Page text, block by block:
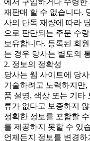
재판매 할 수 없습니다.
사의 단독 재량에 따라
으로 판단되는 주문 수
보유합니다. 등록된 회
는 경우 당사는 별도의
2. 정보의 정확성
당사는 웹 사이트에 당
기술하려고 노력하지만,
품 설명, 색상 또는 기타
류가 없다고 보증하지
정확한 정보를 포함할
를 제공하지 못할 수 있
언제든지 정보를 변경